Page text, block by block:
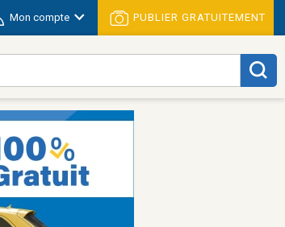
Mon compte PUBLIER GRATUITEMENT